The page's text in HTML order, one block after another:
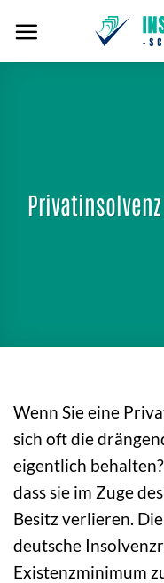
Inhalt
springen
Wenn Sie eine
sich oft die
eigentlich
dass sie im Zuge
Besitz verlieren.
deutsche
Existenzminimum